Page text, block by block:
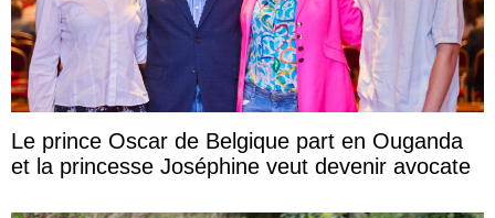
Le prince Oscar de Belgique part en Ouganda
et la princesse Joséphine veut devenir avocate